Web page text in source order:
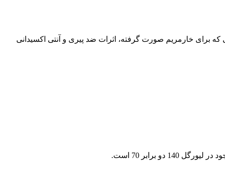
برای خارمریم صورت گرفته، اثرات ضد پیری و آنتی اکسیدانی